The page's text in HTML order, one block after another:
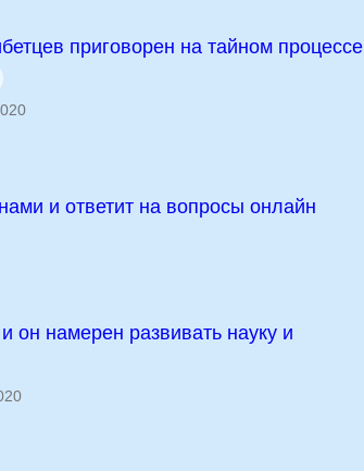
приговорен на тайном процессе
и ответит на вопросы онлайн
он намерен развивать науку и